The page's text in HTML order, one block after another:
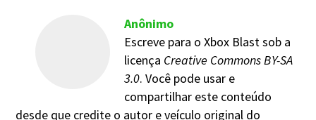
Anônimo
Escreve para o Xbox Blast sob a
licença Creative Commons BY-SA
3.0. Você pode usar e
compartilhar este conteúdo
desde que credite o autor e veículo original do